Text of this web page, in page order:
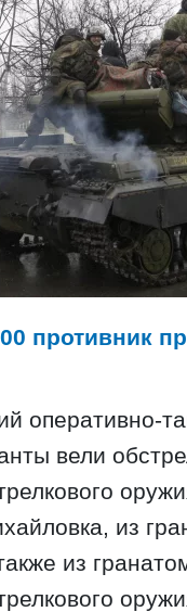
противник
оперативно-
вели
из
из